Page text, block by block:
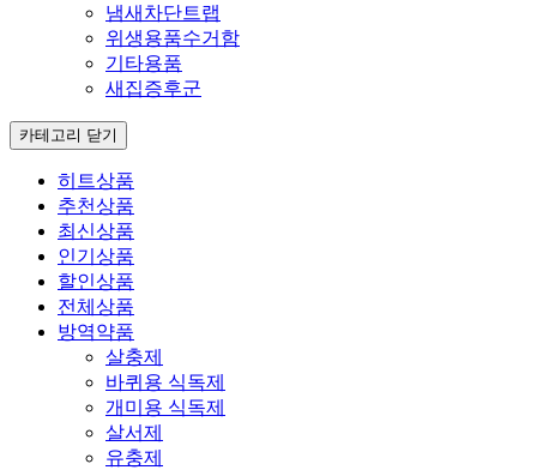
냄새차단트랩
위생용품수거함
기타용품
새집증후군
카테고리 닫기
히트상품
추천상품
최신상품
인기상품
할인상품
전체상품
방역약품
살충제
바퀴용 식독제
개미용 식독제
살서제
유충제